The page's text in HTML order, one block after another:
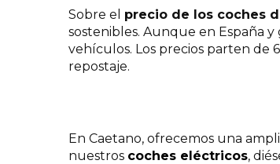
Sobre el precio de los coches
sostenibles. Aunque en España
vehículos. Los precios parten
repostaje.
En Caetano, ofrecemos una
nuestros coches eléctricos,